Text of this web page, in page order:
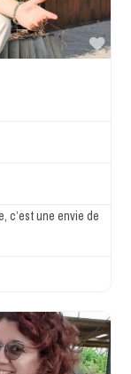
c’est une envie de